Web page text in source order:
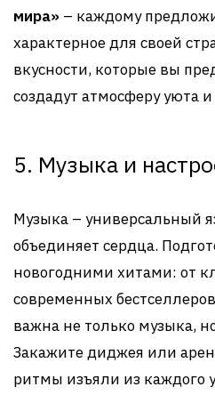
мира» – каждому
характерное для своей
вкусности, которые вы
создадут атмосферу уюта и
5. Музыка и
Музыка – универсальный
объединяет сердца.
новогодними хитами: от
современных
важна не только музыка,
Закажите диджея или
ритмы изъяли из каждого